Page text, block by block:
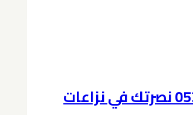
محامي متخصص في قانون العمل شركة محامي في الخبر | حمدان بن حبشي 0539570007 نصرتك في نزاعات